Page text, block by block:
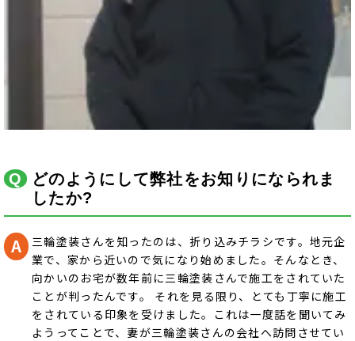
どのようにして弊社をお知りになられま
したか?
三輪塗装さんを知ったのは、折り込みチラシです。地元企
業で、家から近いので気になり始めました。そんなとき、
向かいのお宅が数年前に三輪塗装さんで施工をされていた
ことが判ったんです。 それを見る限り、とても丁寧に施工
をされている印象を受けました。これは一度話を聞いてみ
ようってことで、妻が三輪塗装さんの会社へ訪問させてい